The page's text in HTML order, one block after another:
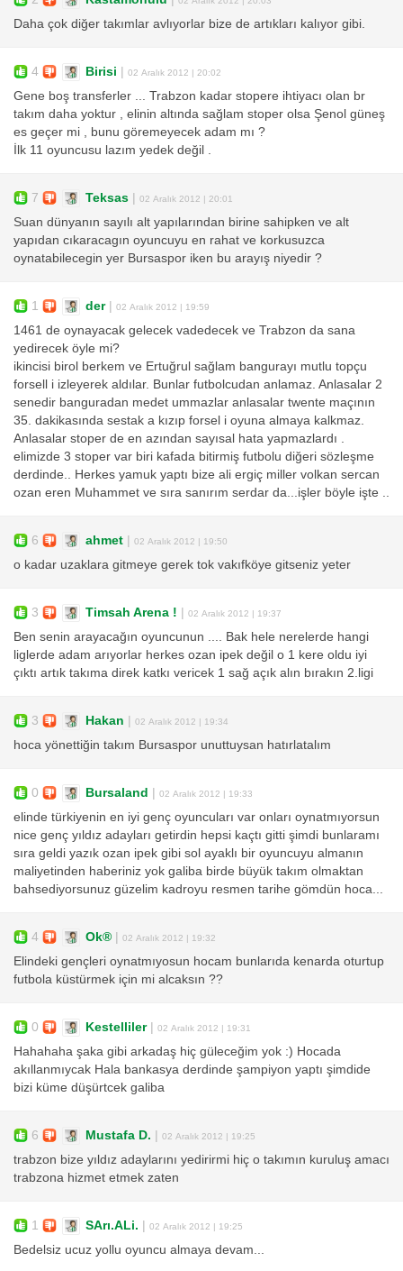
Daha çok diğer takımlar avlıyorlar bize de artıkları kalıyor gibi.
4 Birisi | 02 Aralık 2012 | 20:02
Gene boş transferler ... Trabzon kadar stopere ihtiyacı olan br
takım daha yoktur , elinin altında sağlam stoper olsa Şenol güneş
es geçer mi , bunu göremeyecek adam mı ?
İlk 11 oyuncusu lazım yedek değil .
7 Teksas | 02 Aralık 2012 | 20:01
Suan dünyanın sayılı alt yapılarından birine sahipken ve alt
yapıdan cıkaracagın oyuncuyu en rahat ve korkusuzca
oynatabilecegin yer Bursaspor iken bu arayış niyedir ?
1 der| 02 Aralık 2012 | 19:59
1461 de oynayacak gelecek vadedecek ve Trabzon da sana
yedirecek öyle mi?
ikincisi birol berkem ve Ertuğrul sağlam bangurayı mutlu topçu
forsell i izleyerek aldılar. Bunlar futbolcudan anlamaz. Anlasalar 2
senedir banguradan medet ummazlar anlasalar twente maçının
35. dakikasında sestak a kızıp forsel i oyuna almaya kalkmaz.
Anlasalar stoper de en azından sayısal hata yapmazlardı .
elimizde 3 stoper var biri kafada bitirmiş futbolu diğeri sözleşme
derdinde.. Herkes yamuk yaptı bize ali ergiç miller volkan sercan
ozan eren Muhammet ve sıra sanırım serdar da...işler böyle işte ..
6 ahmet | 02 Aralık 2012 | 19:50
o kadar uzaklara gitmeye gerek tok vakıfköye gitseniz yeter
3 Timsah Arena ! | 02 Aralık 2012 | 19:37
Ben senin arayacağın oyuncunun .... Bak hele nerelerde hangi
liglerde adam arıyorlar herkes ozan ipek değil o 1 kere oldu iyi
çıktı artık takıma direk katkı vericek 1 sağ açık alın bırakın 2.ligi
3 Hakan | 02 Aralık 2012 | 19:34
hoca yönettiğin takım Bursaspor unuttuysan hatırlatalım
0 Bursaland | 02 Aralık 2012 | 19:33
elinde türkiyenin en iyi genç oyuncuları var onları oynatmıyorsun
nice genç yıldız adayları getirdin hepsi kaçtı gitti şimdi bunlaramı
sıra geldi yazık ozan ipek gibi sol ayaklı bir oyuncuyu almanın
maliyetinden haberiniz yok galiba birde büyük takım olmaktan
bahsediyorsunuz güzelim kadroyu resmen tarihe gömdün hoca...
4 Ok® | 02 Aralık 2012 | 19:32
Elindeki gençleri oynatmıyosun hocam bunlarıda kenarda oturtup
futbola küstürmek için mi alcaksın ??
0 Kestelliler| 02 Aralık 2012 | 19:31
Hahahaha şaka gibi arkadaş hiç güleceğim yok :) Hocada
akıllanmıycak Hala bankasya derdinde şampiyon yaptı şimdide
bizi küme düşürtcek galiba
6 Mustafa D. | 02 Aralık 2012 | 19:25
trabzon bize yıldız adaylarını yedirirmi hiç o takımın kuruluş amacı
trabzona hizmet etmek zaten
1 SArı.ALi. | 02 Aralık 2012 | 19:25
Bedelsiz ucuz yollu oyuncu almaya devam...